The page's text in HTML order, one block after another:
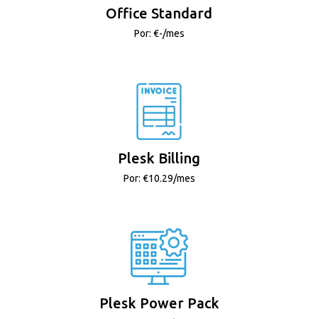
Office Standard
Por: €-/mes
Plesk Billing
Por: €10.29/mes
Plesk Power Pack